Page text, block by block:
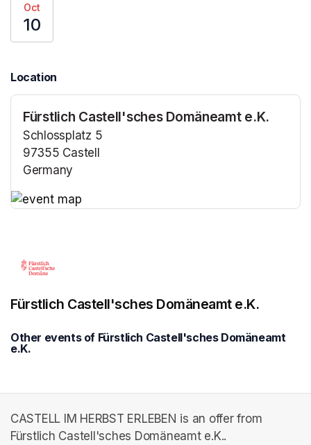
Oct
10
Location
Fürstlich Castell'sches Domäneamt e.K.
Schlossplatz 5
97355 Castell
Germany
Fürstlich Castell'sches Domäneamt e.K.
Other events of Fürstlich Castell'sches Domäneamt
e.K.
CASTELL IM HERBST ERLEBEN is an offer from
Fürstlich Castell'sches Domäneamt e.K..